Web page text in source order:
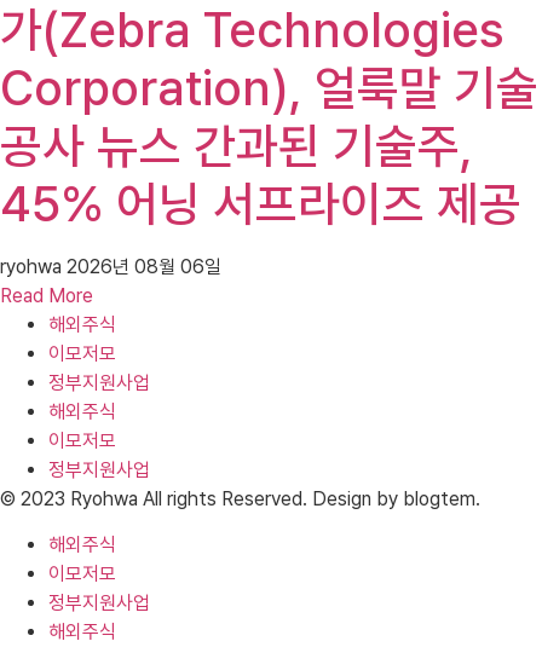
가(Zebra Technologies
Corporation), 얼룩말 기술
공사 뉴스 간과된 기술주,
45% 어닝 서프라이즈 제공
ryohwa 2026년 08월 06일
Read More
해외주식
이모저모
정부지원사업
해외주식
이모저모
정부지원사업
© 2023 Ryohwa All rights Reserved. Design by blogtem.
해외주식
이모저모
정부지원사업
해외주식